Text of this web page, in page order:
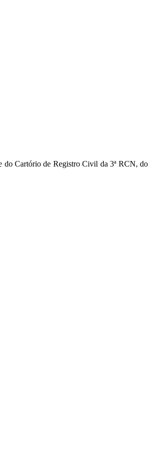
do Cartório de Registro Civil da 3ª RCN, do